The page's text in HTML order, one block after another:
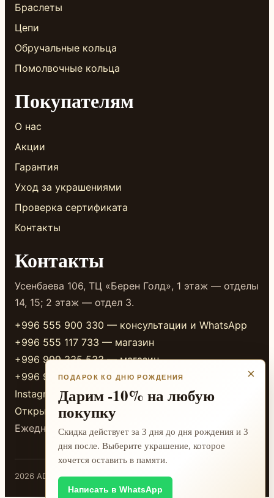
Браслеты
Цепи
Обручальные кольца
Помолвочные кольца
Покупателям
О нас
Акции
Гарантия
Уход за украшениями
Проверка сертификата
Контакты
Контакты
Усенбаева 106, ТЦ «Берен Голд», 1 этаж — отделы
14, 15; 2 этаж — отдел 3.
+996 555 900 330 — консультации и WhatsApp
+996 555 117 733 — магазин
+996 999 335 533 — магазин
+996 999 338 333 — магазин
Instagram
Открыть в 2GIS
Ежедневно 10:00-20:00
2026 ADAMANT · Бишкек
×
ПОДАРОК КО ДНЮ РОЖДЕНИЯ
Дарим -10% на любую
покупку
Скидка действует за 3 дня до дня рождения и 3
дня после. Выберите украшение, которое
хочется оставить в памяти.
Написать в WhatsApp